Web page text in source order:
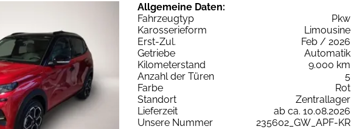
Allgemeine Daten:
Fahrzeugtyp
Pkw
Karosserieform
Limousine
Erst-Zul.
Feb / 2026
Getriebe
Automatik
Kilometerstand
9.000 km
Anzahl der Türen
5
Farbe
Rot
Standort
Zentrallager
Lieferzeit
ab ca. 10.08.2026
Unsere Nummer
235602_GW_APF-KR